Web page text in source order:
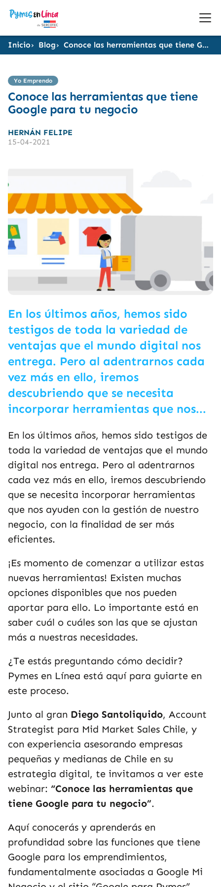
Inicio Blog Conoce las herramientas que tiene Google para tu negocio
Yo Emprendo
Conoce las herramientas que tiene
Google para tu negocio
HERNÁN FELIPE
15-04-2021
En los últimos años, hemos sido
testigos de toda la variedad de
ventajas que el mundo digital nos
entrega. Pero al adentrarnos cada
vez más en ello, iremos
descubriendo que se necesita
incorporar herramientas que nos...
En los últimos años, hemos sido testigos de
toda la variedad de ventajas que el mundo
digital nos entrega. Pero al adentrarnos
cada vez más en ello, iremos descubriendo
que se necesita incorporar herramientas
que nos ayuden con la gestión de nuestro
negocio, con la finalidad de ser más
eficientes.
¡Es momento de comenzar a utilizar estas
nuevas herramientas! Existen muchas
opciones disponibles que nos pueden
aportar para ello. Lo importante está en
saber cuál o cuáles son las que se ajustan
más a nuestras necesidades.
¿Te estás preguntando cómo decidir?
Pymes en Línea está aquí para guiarte en
este proceso.
Junto al gran Diego Santoliquido, Account
Strategist para Mid Market Sales Chile, y
con experiencia asesorando empresas
pequeñas y medianas de Chile en su
estrategia digital, te invitamos a ver este
webinar: “Conoce las herramientas que
tiene Google para tu negocio”.
Aquí conocerás y aprenderás en
profundidad sobre las funciones que tiene
Google para los emprendimientos,
fundamentalmente asociadas a Google Mi